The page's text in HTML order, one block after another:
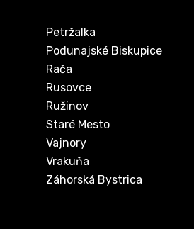
Petržalka
Podunajské Biskupice
Rača
Rusovce
Ružinov
Staré Mesto
Vajnory
Vrakuňa
Záhorská Bystrica